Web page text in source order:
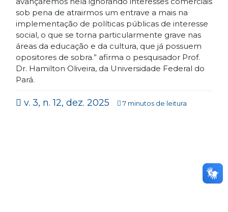
sob pena de atrairmos um entrave a mais na
implementação de políticas públicas de interesse
social, o que se torna particularmente grave nas
áreas da educação e da cultura, que já possuem
opositores de sobra.” afirma o pesquisador Prof.
Dr. Hamilton Oliveira, da Universidade Federal do
Pará.
v. 3, n. 12, dez. 2025 7 minutos de leitura